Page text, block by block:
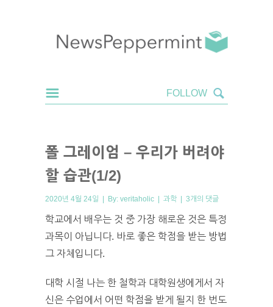
폴 그레이엄 – 우리가 버려야
할 습관(1/2)
2020년 4월 24일 | By: veritaholic | 과학 | 3개의 댓글
학교에서 배우는 것 중 가장 해로운 것은 특정
과목이 아닙니다. 바로 좋은 학점을 받는 방법
그 자체입니다.
대학 시절 나는 한 철학과 대학원생에게서 자
신은 수업에서 어떤 학점을 받게 될지 한 번도